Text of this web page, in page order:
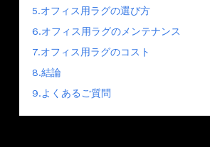
5.オフィス用ラグの選び方
6.オフィス用ラグのメンテナンス
7.オフィス用ラグのコスト
8.結論
9.よくあるご質問